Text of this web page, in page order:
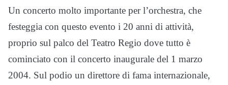
Un concerto molto importante per l’orchestra, che
festeggia con questo evento i 20 anni di attività,
proprio sul palco del Teatro Regio dove tutto è
cominciato con il concerto inaugurale del 1 marzo
2004. Sul podio un direttore di fama internazionale,